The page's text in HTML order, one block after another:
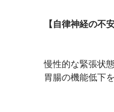
【自律神経の不
慢性的な緊張状
胃腸の機能低下